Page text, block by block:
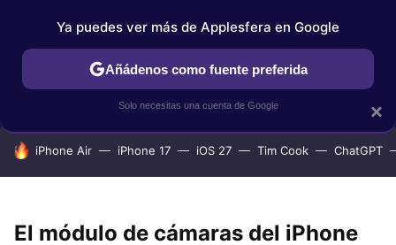
IPHONE TUTORIALES APPLESFERA SELECCIÓN
HOY SE HABLA DE
iPhone Air iPhone 17 iOS 27 Tim Cook ChatGPT
El módulo de cámaras del iPhone
×
Ya puedes ver más de Applesfera en Google
Añádenos como fuente preferida
Solo necesitas una cuenta de Google